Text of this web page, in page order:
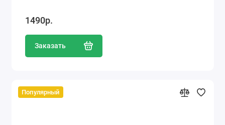
1490р.
Заказать
Популярный